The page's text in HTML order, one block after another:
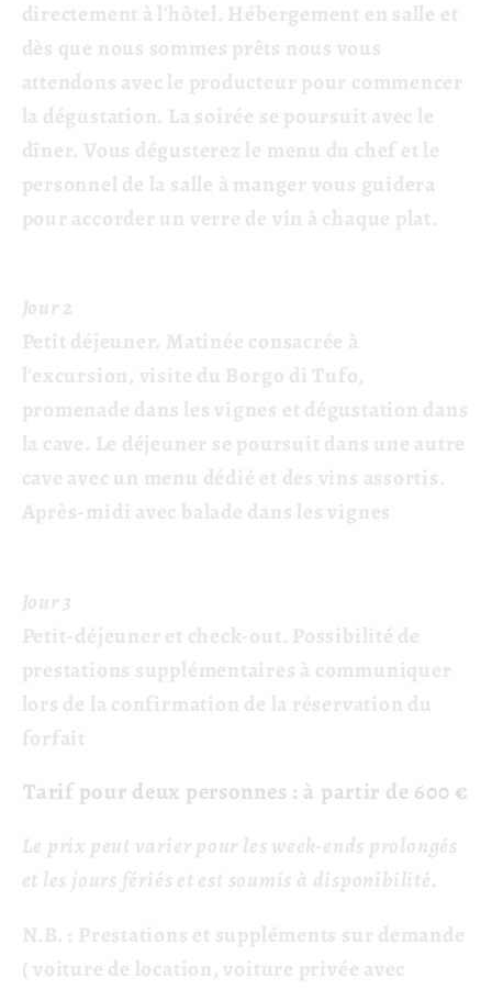
directement à l'hôtel. Hébergement en salle et
dès que nous sommes prêts nous vous
attendons avec le producteur pour commencer
la dégustation. La soirée se poursuit avec le
dîner. Vous dégusterez le menu du chef et le
personnel de la salle à manger vous guidera
pour accorder un verre de vin à chaque plat.
Jour 2
Petit déjeuner. Matinée consacrée à
l'excursion, visite du Borgo di Tufo,
promenade dans les vignes et dégustation dans
la cave. Le déjeuner se poursuit dans une autre
cave avec un menu dédié et des vins assortis.
Après-midi avec balade dans les vignes
Jour 3
Petit-déjeuner et check-out. Possibilité de
prestations supplémentaires à communiquer
lors de la confirmation de la réservation du
forfait
Tarif pour deux personnes : à partir de 600 €
Le prix peut varier pour les week-ends prolongés
et les jours fériés et est soumis à disponibilité.
N.B. : Prestations et suppléments sur demande
(voiture de location, voiture privée avec